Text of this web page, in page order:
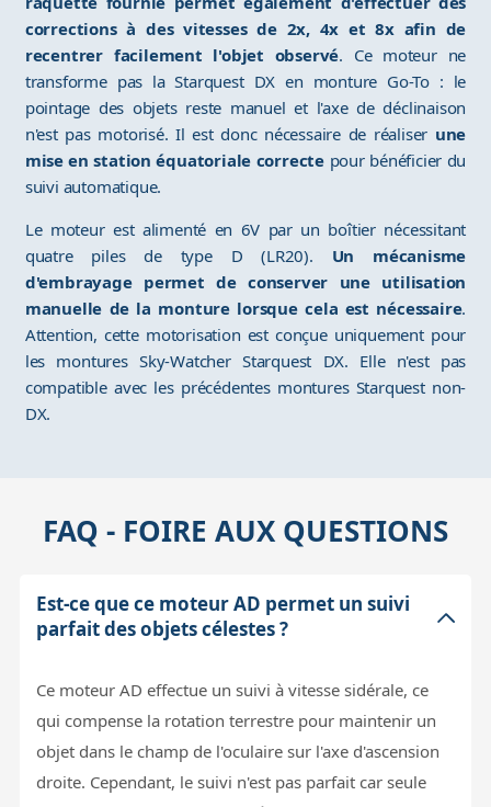
corrections à des vitesses de 2x, 4x et 8x afin de
recentrer facilement l'objet observé. Ce moteur ne
transforme pas la Starquest DX en monture Go-To : le
pointage des objets reste manuel et l'axe de déclinaison
n'est pas motorisé. Il est donc nécessaire de réaliser une
mise en station équatoriale correcte pour bénéficier du
suivi automatique.
Le moteur est alimenté en 6V par un boîtier nécessitant
quatre piles de type D (LR20). Un mécanisme
d'embrayage permet de conserver une utilisation
manuelle de la monture lorsque cela est nécessaire.
Attention, cette motorisation est conçue uniquement pour
les montures Sky-Watcher Starquest DX. Elle n'est pas
compatible avec les précédentes montures Starquest non-
DX.
FAQ - FOIRE AUX QUESTIONS
Est-ce que ce moteur AD permet un suivi
parfait des objets célestes ?
Ce moteur AD effectue un suivi à vitesse sidérale, ce
qui compense la rotation terrestre pour maintenir un
objet dans le champ de l'oculaire sur l'axe d'ascension
droite. Cependant, le suivi n'est pas parfait car seule